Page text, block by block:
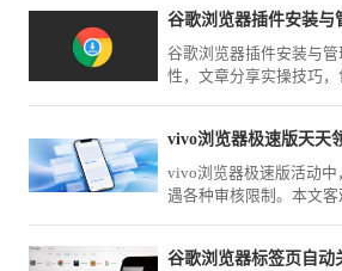
任务场景。
谷歌浏览器插件安装与
谷歌浏览器插件安装与
性，文章分享实操技巧
vivo浏览器极速版活动中
遇各种审核限制。本文
谷歌浏览器标签页自动